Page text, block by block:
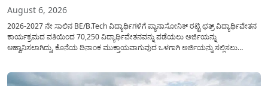
August 6, 2026
2026-2027 ನೇ ಸಾಲಿನ BE/B.Tech ವಿದ್ಯಾರ್ಥಿಗಳಿಗೆ ಪ್ಯಾನಾಸೋನಿಕ್ ರಟ್ಟಿ ಛತ್ರ್ ವಿದ್ಯಾರ್ಥಿವೇತನ
ಕಾರ್ಯಕ್ರಮದ ವತಿಯಿಂದ 70,250 ವಿದ್ಯಾರ್ಥಿವೇತನವನ್ನು ಪಡೆಯಲು ಅರ್ಜಿಯನ್ನು
ಆಹ್ವಾನಿಸಲಾಗಿದ್ದು, ಕೊನೆಯ ದಿನಾಂಕ ಮುಕ್ತಾಯವಾಗುವುದ ಒಳಗಾಗಿ ಅರ್ಜಿಯನ್ನು ಸಲ್ಲಿಸಲು
ಜಾರಿಗೆ...